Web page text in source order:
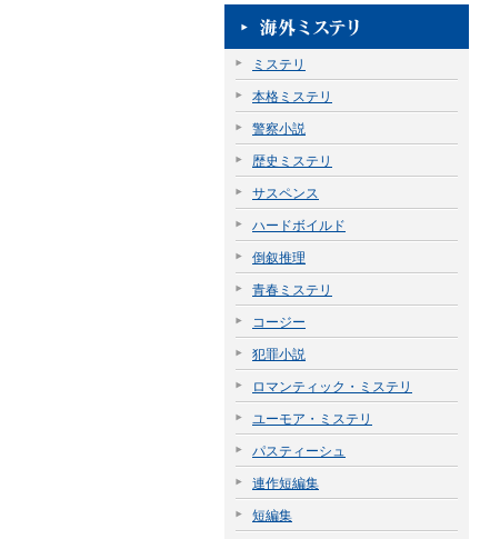
ミステリ
本格ミステリ
警察小説
歴史ミステリ
サスペンス
ハードボイルド
倒叙推理
青春ミステリ
コージー
犯罪小説
ロマンティック・ミステリ
ユーモア・ミステリ
パスティーシュ
連作短編集
短編集